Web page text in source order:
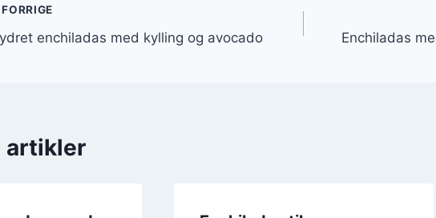
FORRIGE
enchiladas med kylling og avocado Enchiladas
artikler